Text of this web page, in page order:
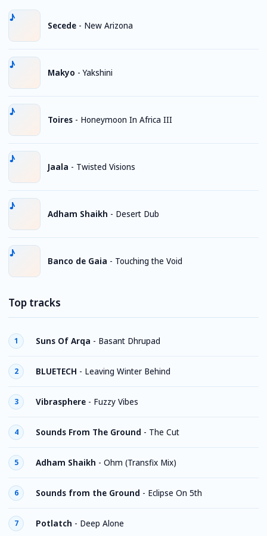
Secede - New Arizona
Makyo -Yakshini
Toires - Honeymoon In Africa III
Jaala - Twisted Visions
Adham Shaikh - Desert Dub
Banco de Gaia - Touching the Void
Top tracks
1 Suns Of Arqa - Basant Dhrupad
2 BLUETECH - Leaving Winter Behind
3 Vibrasphere - Fuzzy Vibes
4 Sounds From The Ground - The Cut
5 Adham Shaikh - Ohm (Transfix Mix)
6 Sounds from the Ground - Eclipse On 5th
7 Potlatch - Deep Alone